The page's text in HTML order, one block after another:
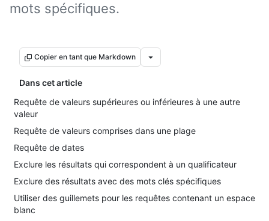
mots spécifiques.
Copier en tant que Markdown
Dans cet article
Requête de valeurs supérieures ou inférieures à une autre
valeur
Requête de valeurs comprises dans une plage
Requête de dates
Exclure les résultats qui correspondent à un qualificateur
Exclure des résultats avec des mots clés spécifiques
Utiliser des guillemets pour les requêtes contenant un espace
blanc